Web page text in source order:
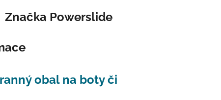
Značka Powerslide
obal na boty či